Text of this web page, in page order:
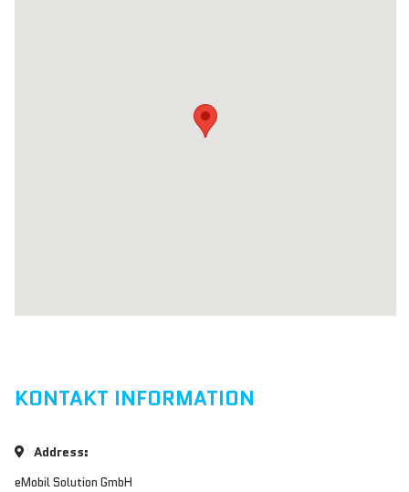
KONTAKT INFORMATION
Address:
eMobil Solution GmbH